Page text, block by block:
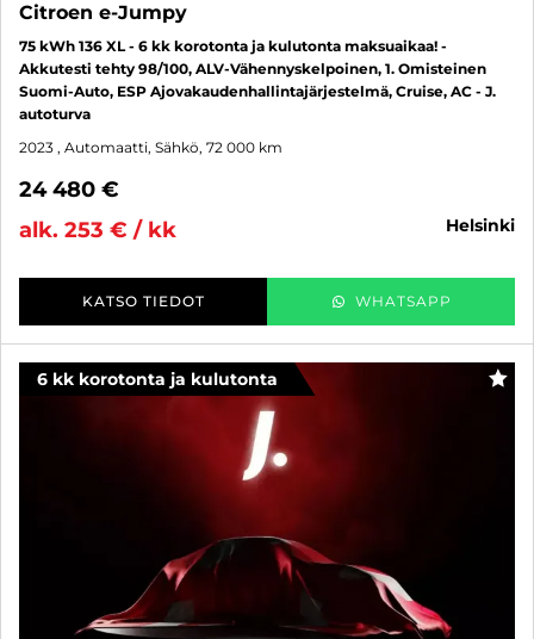
Citroen e-Jumpy
75 kWh 136 XL - 6 kk korotonta ja kulutonta maksuaikaa! -
Akkutesti tehty 98/100, ALV-Vähennyskelpoinen, 1. Omisteinen
Suomi-Auto, ESP Ajovakaudenhallintajärjestelmä, Cruise, AC - J.
autoturva
2023 , Automaatti, Sähkö, 72 000 km
24 480 €
alk. 253 € / kk
helsinki
KATSO TIEDOT WHATSAPP
6 kk korotonta ja kulutonta